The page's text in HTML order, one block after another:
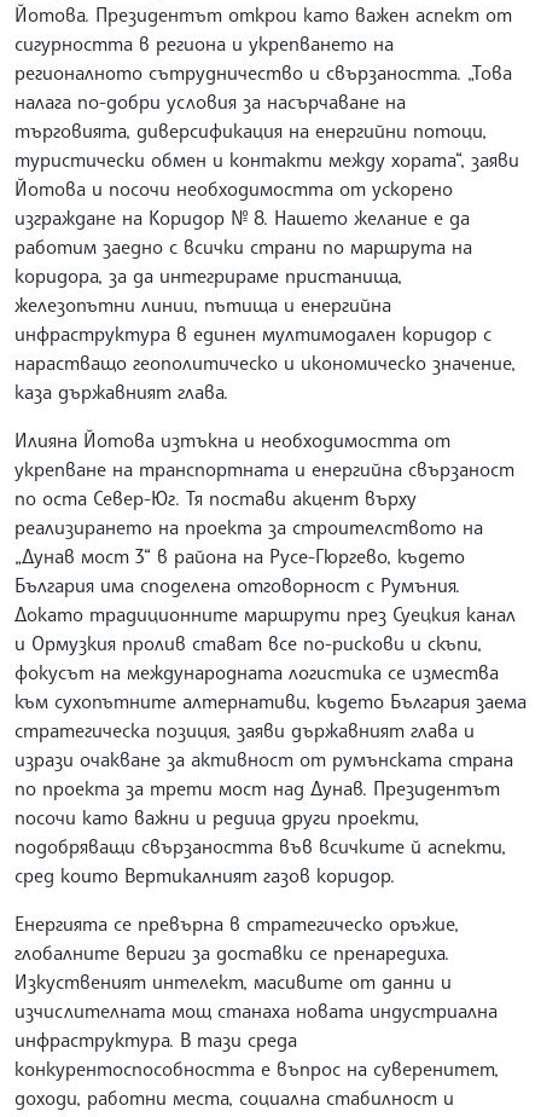
Йотова. Президентът открои като важен аспект от
сигурността в региона и укрепването на
регионалното сътрудничество и свързаността. „Това
налага по-добри условия за насърчаване на
търговията, диверсификация на енергийни потоци,
туристически обмен и контакти между хората“, заяви
Йотова и посочи необходимостта от ускорено
изграждане на Коридор № 8. Нашето желание е да
работим заедно с всички страни по маршрута на
коридора, за да интегрираме пристанища,
железопътни линии, пътища и енергийна
инфраструктура в единен мултимодален коридор с
нарастващо геополитическо и икономическо значение,
каза държавният глава.
Илияна Йотова изтъкна и необходимостта от
укрепване на транспортната и енергийна свързаност
по оста Север-Юг. Тя постави акцент върху
реализирането на проекта за строителството на
„Дунав мост 3“ в района на Русе-Гюргево, където
България има споделена отговорност с Румъния.
Докато традиционните маршрути през Суецкия канал
и Ормузкия пролив стават все по-рискови и скъпи,
фокусът на международната логистика се измества
към сухопътните алтернативи, където България заема
стратегическа позиция, заяви държавният глава и
изрази очакване за активност от румънската страна
по проекта за трети мост над Дунав. Президентът
посочи като важни и редица други проекти,
подобряващи свързаността във всичките й аспекти,
сред които Вертикалният газов коридор.
Енергията се превърна в стратегическо оръжие,
глобалните вериги за доставки се пренаредиха.
Изкуственият интелект, масивите от данни и
изчислителната мощ станаха новата индустриална
инфраструктура. В тази среда
конкурентоспособността е въпрос на суверенитет,
доходи, работни места, социална стабилност и